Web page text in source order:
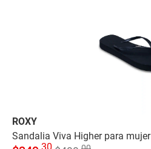
ROXY
Sandalia Viva Higher para mujer